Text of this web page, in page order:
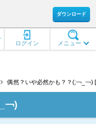
ダウンロード
メニュー
ログイン
偶然？いや必然かも？？(;￢_￢)
￢)